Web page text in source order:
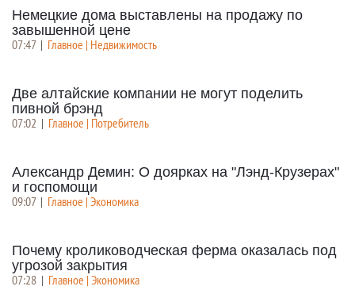
Немецкие дома выставлены на продажу по
завышенной цене
07:47 | Главное | Недвижимость
Две алтайские компании не могут поделить
пивной брэнд
07:02 | Главное | Потребитель
Александр Демин: О доярках на "Лэнд-Крузерах"
и госпомощи
09:07 | Главное | Экономика
Почему кролиководческая ферма оказалась под
угрозой закрытия
07:28 | Главное | Экономика